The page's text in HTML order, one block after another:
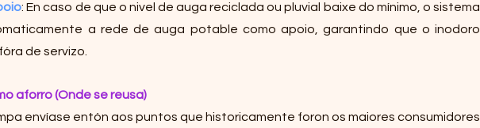
: En caso de que o nivel de auga reciclada ou pluvial baixe do mínimo, o sistema
a rede de auga potable como apoio, garantindo que o inodoro
de servizo.
aforro (Onde se reusa)
envíase entón aos puntos que historicamente foron os maiores consumidores